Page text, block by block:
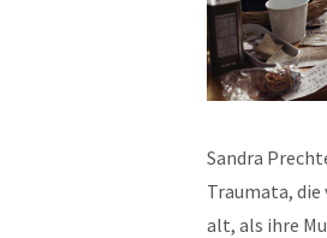
Sandra
Traumata, die
alt, als ihre